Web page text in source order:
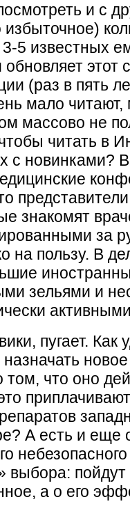
и с
5 известных
этот
(раз в пять
мало
массово не
читать в
с новинками?
знакомят
за
на пользу. В
зельями и
пугает.
что оно
А есть и
выбора:
а о его